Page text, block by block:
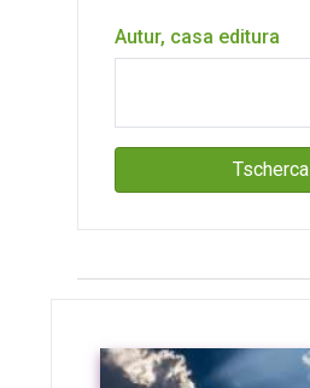
Autur, casa editura
Tscherca